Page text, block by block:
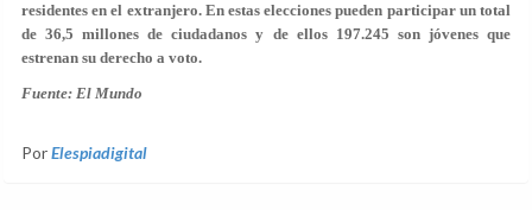
residentes en el extranjero. En estas elecciones pueden participar un total
de 36,5 millones de ciudadanos y de ellos 197.245 son jóvenes que
estrenan su derecho a voto.
Fuente: El Mundo
PorElespiadigital